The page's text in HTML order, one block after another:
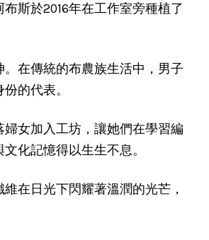
斯於2016年在工作室旁種植了
在傳統的布農族生活中，男子
的代表。
女加入工坊，讓她們在學習編
化記憶得以生生不息。
在日光下閃耀著溫潤的光芒，